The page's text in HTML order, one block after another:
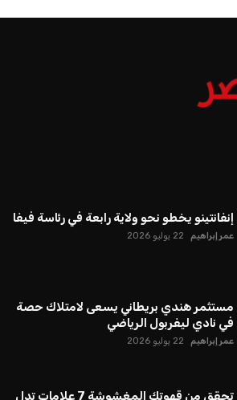
نحو ولاية رابعة في
إنفانتينو في طريقه للاحتفاظ بمنصبه
القدم “فيفا” لفترة رابعة، بعد أن حصل